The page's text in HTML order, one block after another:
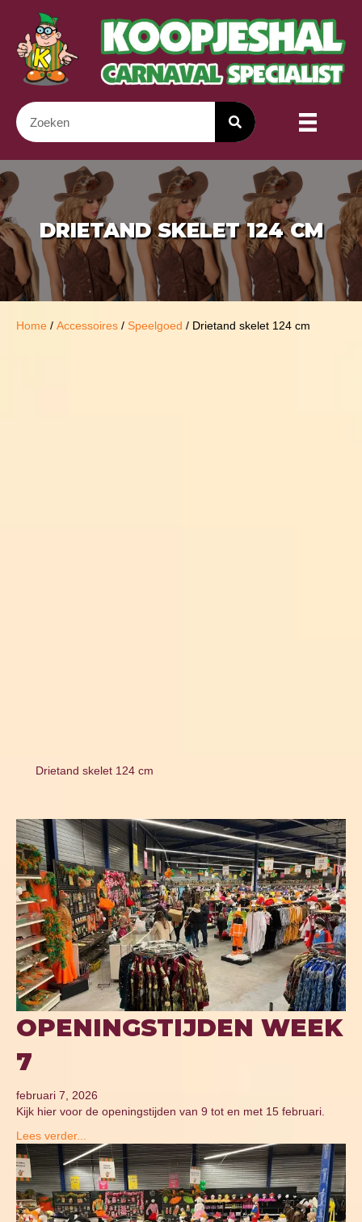
DRIETAND SKELET 124 CM
Home / Accessoires / Speelgoed / Drietand skelet 124 cm
Drietand skelet 124 cm
OPENINGSTIJDEN WEEK
7
februari 7, 2026
Kijk hier voor de openingstijden van 9 tot en met 15 februari.
Lees verder...